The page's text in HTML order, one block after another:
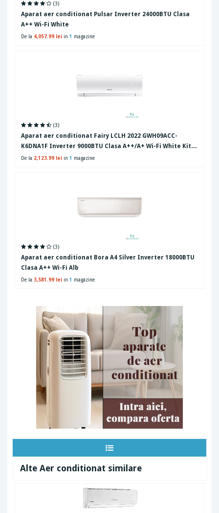
(3)
Aparat aer conditionat Pulsar Inverter 24000BTU Clasa
A++ Wi-Fi White
De la 4,057.99 lei in 1 magazine
(3)
Aparat aer conditionat Fairy LCLH 2022 GWH09ACC-
K6DNA1F Inverter 9000BTU Clasa A++/A+ Wi-Fi White Kit
instalare inclus
De la 2,123.99 lei in 1 magazine
(3)
Aparat aer conditionat Bora A4 Silver Inverter 18000BTU
Clasa A++ Wi-Fi Alb
De la 3,581.99 lei in 1 magazine
Alte Aer conditionat similare